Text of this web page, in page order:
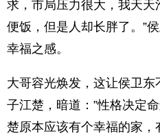
求，市局压力很大，我天天
便饭，但是人却长胖了。”
幸福之感。
大哥容光焕发，这让侯卫
子江楚，暗道：”性格决定
楚原本应该有个幸福的家